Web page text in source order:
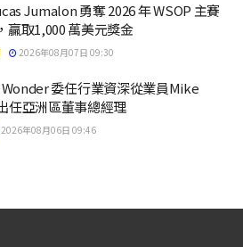
Jumalon 勇奪 2026 年 WSOP 主賽
贏取1,000 萬美元獎金
2026年08月07日 09:30
委任行業資深從業員Mike
任亞洲區董事總經理
2026年08月06日 09:46